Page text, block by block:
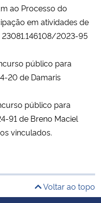
ao Processo do
em atividades de
23081.146108/2023-95
público para
20 de Damaris
público para
91 de Breno Maciel
vinculados.
Voltar ao topo